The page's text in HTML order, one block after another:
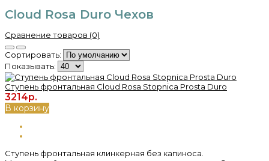
Cloud Rosa Duro Чехов
Сравнение товаров (0)
Сортировать:
Показывать:
Ступень фронтальная Cloud Rosa Stopnica Prosta Duro
3214р.
В корзину
Ступень фронтальная клинкерная без капиноса.